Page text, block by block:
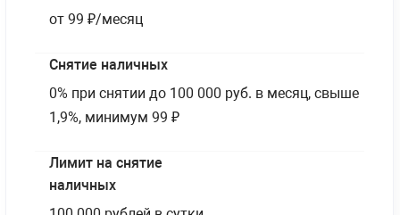
от 99 ₽/месяц
Снятие наличных
0% при снятии до 100 000 руб. в месяц, свыше
1,9%, минимум 99 ₽
Лимит на снятие
наличных